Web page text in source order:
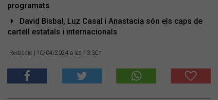
programats
David Bisbal, Luz Casal i Anastacia són els caps de
cartell estatals i internacionals
Redacció | 10/04/2024 a les 13:30h